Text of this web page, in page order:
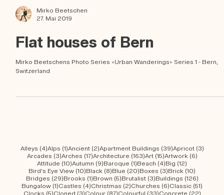
Flat houses of Bern
Alleys (4)4 Beiträge
Alps (1)1 Beitrag
Ancient (2)2 Beiträge
Apartment Buildings (39)39 Beiträge
Apricot
Arcades (3)3 Beiträge
Arches (17)17 Beiträge
Architecture (163)163 Beiträge
Art (15)15 Beiträge
Artwork (6)
Attitude (10)10 Beiträge
Autumn (9)9 Beiträge
Baroque (1)1 Beitrag
Beach (4)4 Beiträge
Big (12)12 Beiträge
Bird's Eye View (10)10 Beiträge
Black (8)8 Beiträge
Blue (20)20 Beiträge
Boxes (3)3 Beiträge
Brick (10)10